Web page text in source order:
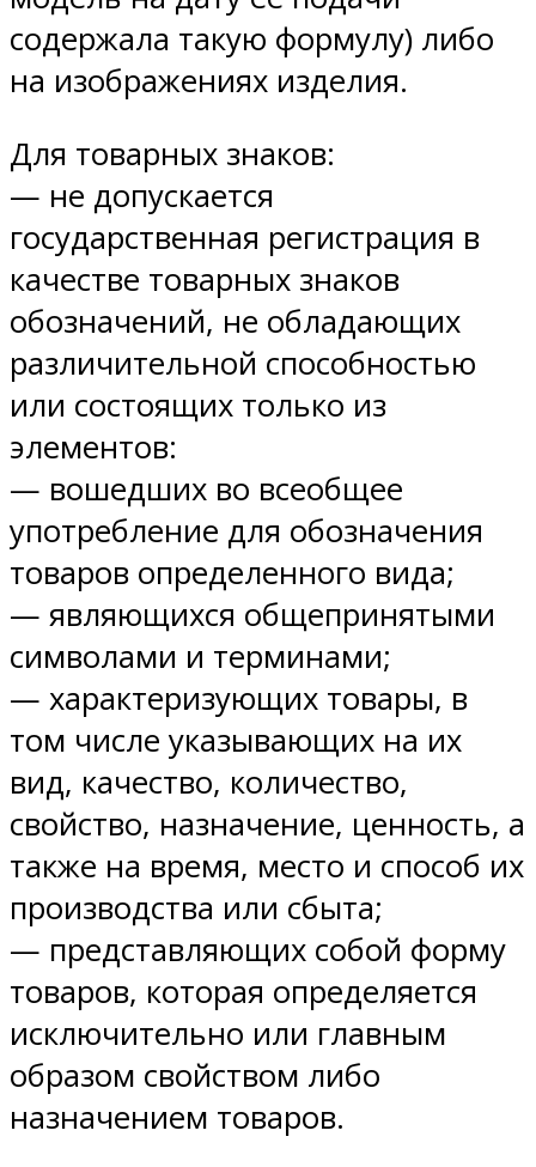
содержала такую формулу) либо
на изображениях изделия.
Для товарных знаков:
— не допускается
государственная регистрация в
качестве товарных знаков
обозначений, не обладающих
различительной способностью
или состоящих только из
элементов:
— вошедших во всеобщее
употребление для обозначения
товаров определенного вида;
— являющихся общепринятыми
символами и терминами;
— характеризующих товары, в
том числе указывающих на их
вид, качество, количество,
свойство, назначение, ценность, а
также на время, место и способ их
производства или сбыта;
— представляющих собой форму
товаров, которая определяется
исключительно или главным
образом свойством либо
назначением товаров.